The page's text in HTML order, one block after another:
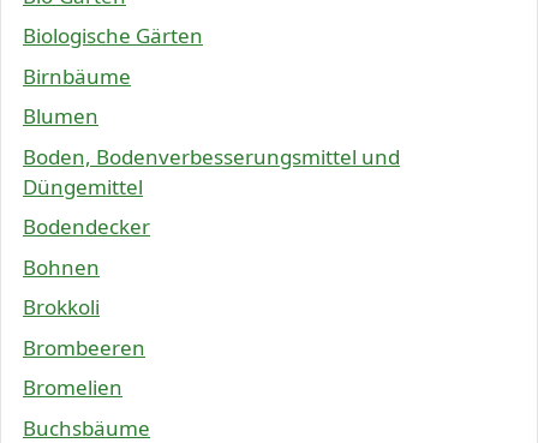
Biologische Gärten
Birnbäume
Blumen
Boden, Bodenverbesserungsmittel und
Düngemittel
Bodendecker
Bohnen
Brokkoli
Brombeeren
Bromelien
Buchsbäume